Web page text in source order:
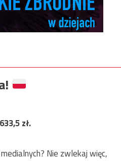
zł.
Nie zwlekaj więc,